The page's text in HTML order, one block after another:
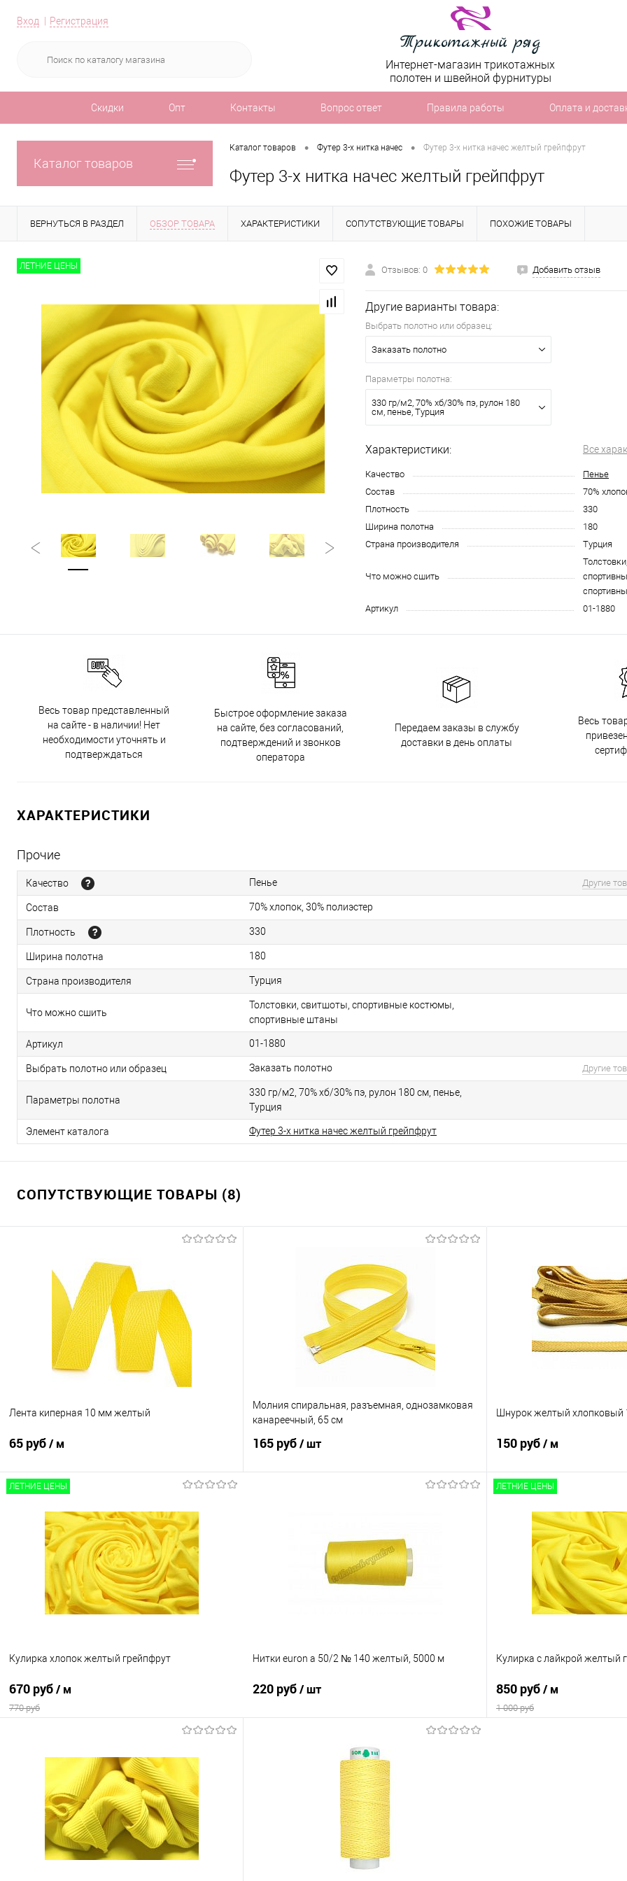
Вход Регистрация
Интернет-магазин трикотажных
полотен и швейной фурнитуры
Скидки Опт Контакты Вопрос ответ Правила работы Оплата и
Каталог товаров
Каталог товаров • Футер 3-х нитка начес • Футер 3-х нитка начес желтый грейпфрут
Футер 3-х нитка начес желтый грейпфрут
ВЕРНУТЬСЯ В РАЗДЕЛ ОБЗОР ТОВАРА ХАРАКТЕРИСТИКИ СОПУТСТВУЮЩИЕ ТОВАРЫ ПОХОЖИЕ ТОВАРЫ
ЛЕТНИЕ ЦЕНЫ Отзывов: 0 Добавить отзыв
Другие варианты товара:
Выбрать полотно или образец:
Заказать полотно
Параметры полотна:
330 гр/м2, 70% хб/30% пэ, рулон 180
см, пенье, Турция
Характеристики: Все
Качество
Пенье
Состав
70%
Плотность
330
Ширина полотна
180
Страна производителя
Турция
Что можно сшить
Артикул
01-1880
Весь товар представленный
на сайте - в наличии! Нет
необходимости уточнять и
подтверждаться
Быстрое оформление заказа
на сайте, без согласований,
подтверждений и звонков
оператора
Передаем заказы в службу
доставки в день оплаты
Весь
ХАРАКТЕРИСТИКИ
Прочие
Качество Пенье Другие
Состав 70% хлопок, 30% полиэстер
Плотность 330
Ширина полотна 180
Страна производителя Турция
Что можно сшить
Толстовки, свитшоты, спортивные костюмы,
спортивные штаны
Артикул 01-1880
Выбрать полотно или образец Заказать полотно Другие
Параметры полотна
330 гр/м2, 70% хб/30% пэ, рулон 180 см, пенье,
Турция
Элемент каталога Футер 3-х нитка начес желтый грейпфрут
СОПУТСТВУЮЩИЕ ТОВАРЫ (8)
Лента киперная 10 мм желтый
65 руб/ м
Сравнение
В избранное
В наличии
Молния спиральная, разъемная, однозамковая
канареечный, 65 см
165 руб/ шт
В наличии
Шнурок желтый
150 руб/ м
Сравнение
В избранное
ЛЕТНИЕ ЦЕНЫ
Кулирка хлопок желтый грейпфрут
670 руб/ м
770 руб
В избранное
В наличии
Выбрать полотно или образец:
Заказать полотно
Нитки euron a 50/2 № 140 желтый, 5000 м
220 руб/ шт
В корзину
ЛЕТНИЕ ЦЕНЫ
Кулирка с лайкрой желтый
850 руб/ м
1 000 руб